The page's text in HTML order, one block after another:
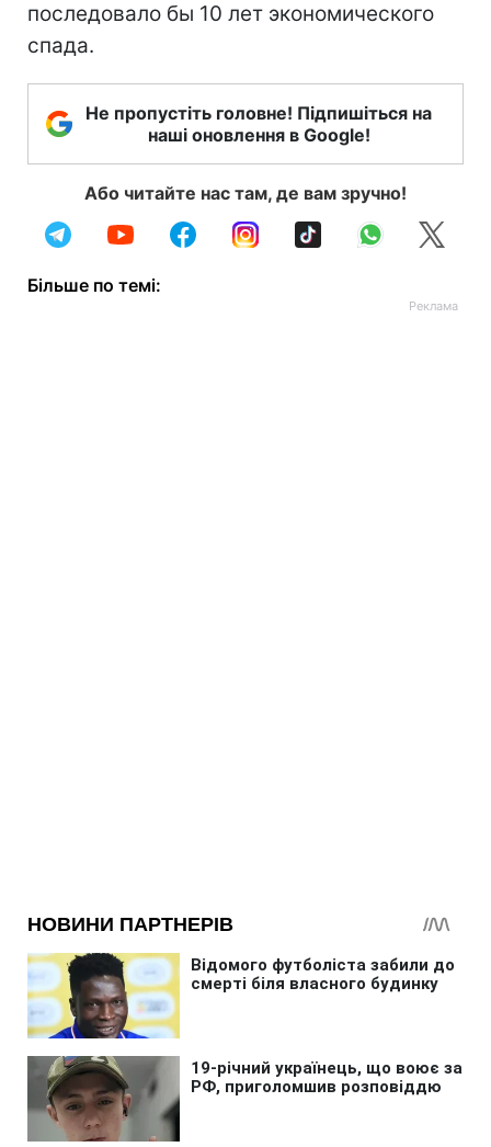
последовало бы 10 лет экономического
спада.
Не пропустіть головне! Підпишіться на
наші оновлення в Google!
Або читайте нас там, де вам зручно!
Більше по темі: